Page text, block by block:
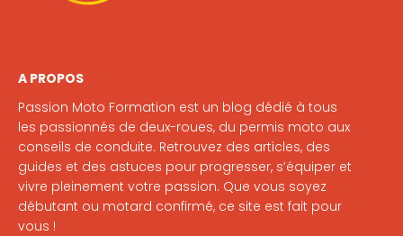
A PROPOS
Passion Moto Formation est un blog dédié à tous
les passionnés de deux-roues, du permis moto aux
conseils de conduite. Retrouvez des articles, des
guides et des astuces pour progresser, s’équiper et
vivre pleinement votre passion. Que vous soyez
débutant ou motard confirmé, ce site est fait pour
vous !